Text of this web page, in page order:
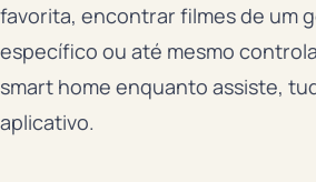
favorita, encontrar filmes de um
específico ou até mesmo
smart home enquanto assiste,
aplicativo.